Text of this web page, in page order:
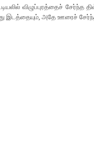
விழுப்புரத்தைச்
இடத்தையும், அதே ஊரைச்